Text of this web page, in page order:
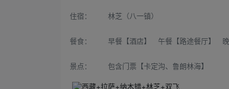
住宿： 林芝（八一镇）
餐食： 早餐【酒店】 午餐【路途餐厅】 晚
景点： 包含门票【卡定沟、鲁朗林海】